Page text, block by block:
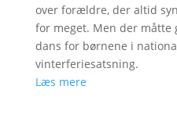
over forældre, der altid
for meget. Men der måtte
dans for børnene i
vinterferiesatsning.
Læs mere